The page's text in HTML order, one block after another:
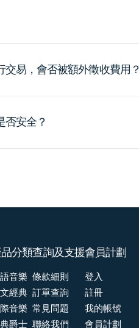
易，會否被額外徵收費用？
安全？
分類
音樂
經典
音樂
爵士
查詢及支援
條款細則
訂單查詢
常見問題
聯絡我們
會員計劃
登入
註冊
我的帳號
會員計劃